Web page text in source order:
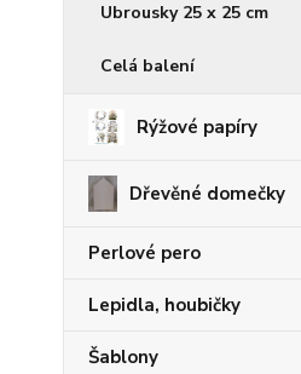
Ubrousky 25 x 25 cm
Celá balení
Rýžové papíry
Dřevěné domečky
Perlové pero
Lepidla, houbičky
Šablony